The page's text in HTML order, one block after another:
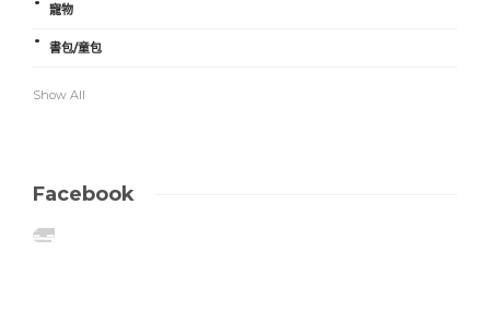
寵物
書包/童包
Show All
Facebook